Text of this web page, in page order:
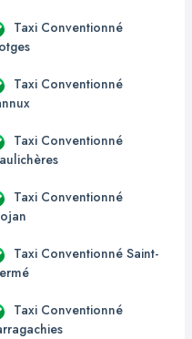
Taxi Conventionné
Taxi Conventionné
Taxi Conventionné
Taxi Conventionné
Taxi Conventionné Saint-
Taxi Conventionné